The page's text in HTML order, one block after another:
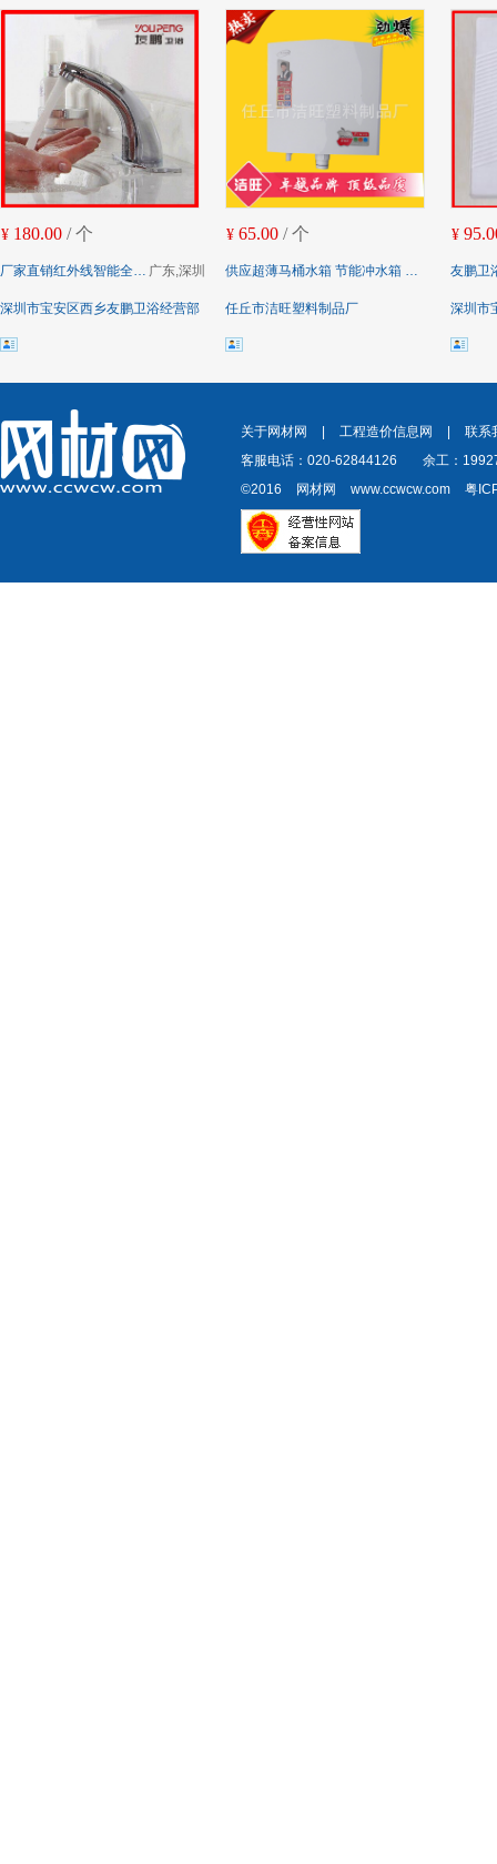
¥ 180.00 / 个
广东,深圳
厂家直销红外线智能全自动感应水龙头 单冷感应面盆水龙头
深圳市宝安区西乡友鹏卫浴经营部
¥ 65.00 / 个
供应超薄马桶水箱 节能冲水箱 座便器水箱 节能冲水箱 款式多样
任丘市洁旺塑料制品厂
¥
友鹏卫浴陶瓷蹲便器
深圳市
关于网材网 工程造价信息网
联系
客服电话：020-62844126
余工：
©2016
网材网 www.ccwcw.com 粤